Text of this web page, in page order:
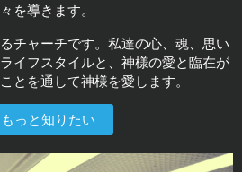
を導きます。
チャーチです。私達の心、魂、思い
イフスタイルと、神様の愛と臨在が
とを通して神様を愛します。
もっと知りたい